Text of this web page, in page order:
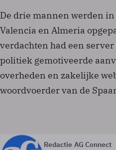
De drie mannen werden in
Valencia en Almeria
verdachten had een
politiek gemotiveerde
overheden en zakelijke
woordvoerder van de
Redactie AG Connect